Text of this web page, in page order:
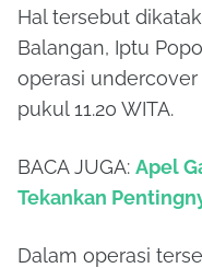
Hal tersebut
Balangan, Iptu
operasi
pukul 11.20 WITA.
BACA JUGA: Apel
Tekankan
Dalam operasi